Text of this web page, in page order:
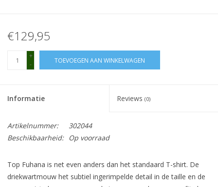
€129,95
+
-
TOEVOEGEN AAN WINKELWAGEN
Informatie Reviews (0)
Artikelnummer:
302044
Beschikbaarheid:
Op voorraad
Top Fuhana is net even anders dan het standaard T-shirt. De
driekwartmouw het subtiel ingerimpelde detail in de taille en de